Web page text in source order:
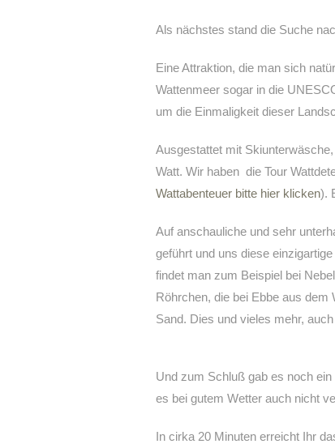
Als nächstes stand die Suche
Eine Attraktion, die man sich
Wattenmeer sogar in die
um die Einmaligkeit dieser
Ausgestattet mit
Watt. Wir haben die Tour
Wattabenteuer bitte hier klicken).
Auf anschauliche und sehr
geführt und uns diese
findet man zum Beispiel bei
Röhrchen, die bei Ebbe aus
Sand. Dies und vieles mehr,
Und zum Schluß gab es noch
es bei gutem Wetter auch nicht
In cirka 20 Minuten erreicht Ihr